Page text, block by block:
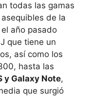
todas las gamas
de la
año pasado
que tiene un
así como los
hasta las
y Galaxy Note,
que surgió